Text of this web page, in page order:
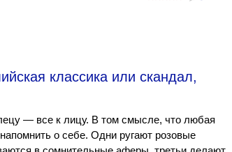
классика или скандал,
— все к лицу. В том смысле, что любая
о себе. Одни ругают розовые